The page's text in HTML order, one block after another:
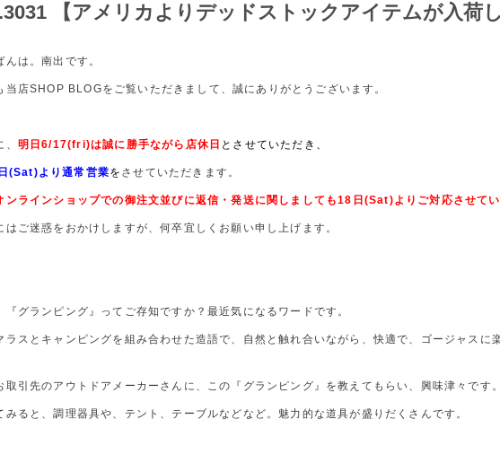
【アメリカよりデッドストックアイテムが入荷し
んは。南出です。
当店SHOP BLOGをご覧いただきまして、誠にありがとうございます。
明日6/17(fri)は誠に勝手ながら店休 日 とさせていただき、
(Sat)より通常営業を させていただきます。
ンラインショップでの御注文並びに返信・発送に関しましても18日(Sat)よりご対応させてい
はご迷惑をおかけしますが、何卒宜しくお願い申し上げます。
『グランピング』ってご存知ですか？最近気になるワードです。
ラスとキャンピングを組み合わせた造語で、自然と触れ合いながら、快適で、ゴージャスに
取引先のアウトドアメーカーさんに、この『グランピング』を教えてもらい、興味津々です。
みると、調理器具や、テント、テーブルなどなど。魅力的な道具が盛りだくさんです。